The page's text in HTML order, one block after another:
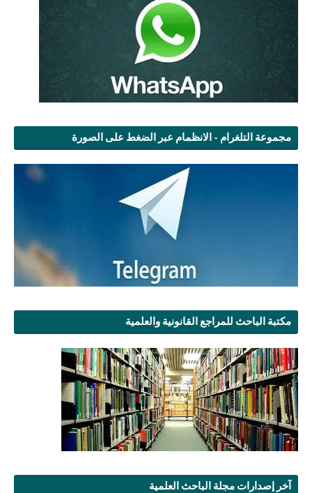
مجموعة التلغرام - الانظمام عبر الضغط على الصورة
مكتبة الباحث للمراجع القانونية والعلمية
آخر إصدارات مجلة الباحث العلمية